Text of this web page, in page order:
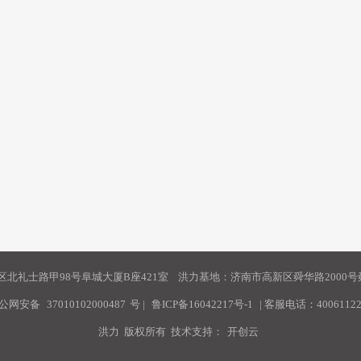
北礼士路甲98号阜城大厦B座421室 洪力基地：济南市高新区舜华路2000号
网安备 37010102000487 号 | 鲁ICP备16042217号-1 | 客服电话：
洪力 版权所有 技术支持： 开创云